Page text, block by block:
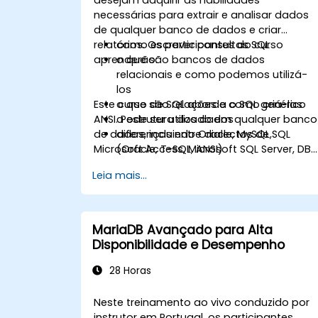
necessárias para extrair e analisar dados
de qualquer banco de dados e criar
relatórios. Os participantes do curso
aprenderão:
como escrever consultas SQL
o que são bancos de dados
relacionais e como podemos utilizá-
los
o que são relações e como criá-las
a estrutura dos dados
diferenças entre dialectos de SQL
(Oracle, T-SQL, ANSI)
consultas
Este curso de SQL aborda o SQL genérico
ANSI. Pode ser utilizado em qualquer banco
de dados, incluindo Oracle, MySQL,
Microsoft Access, Microsoft SQL Server, DB2,
dados relacionais.
Leia mais...
MariaDB Avançado para Alta
Disponibilidade e Desempenho
28 Horas
Neste treinamento ao vivo conduzido por